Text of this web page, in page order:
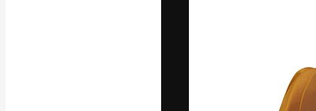
Copyright © 2010-